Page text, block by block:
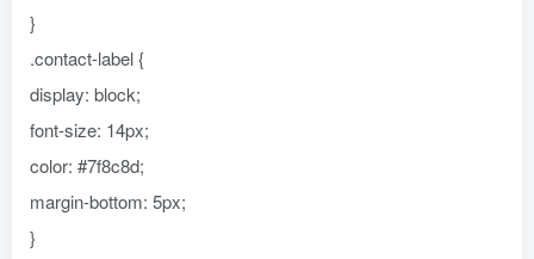
}
.contact-label {
display: block;
font-size: 14px;
color: #7f8c8d;
margin-bottom: 5px;
}